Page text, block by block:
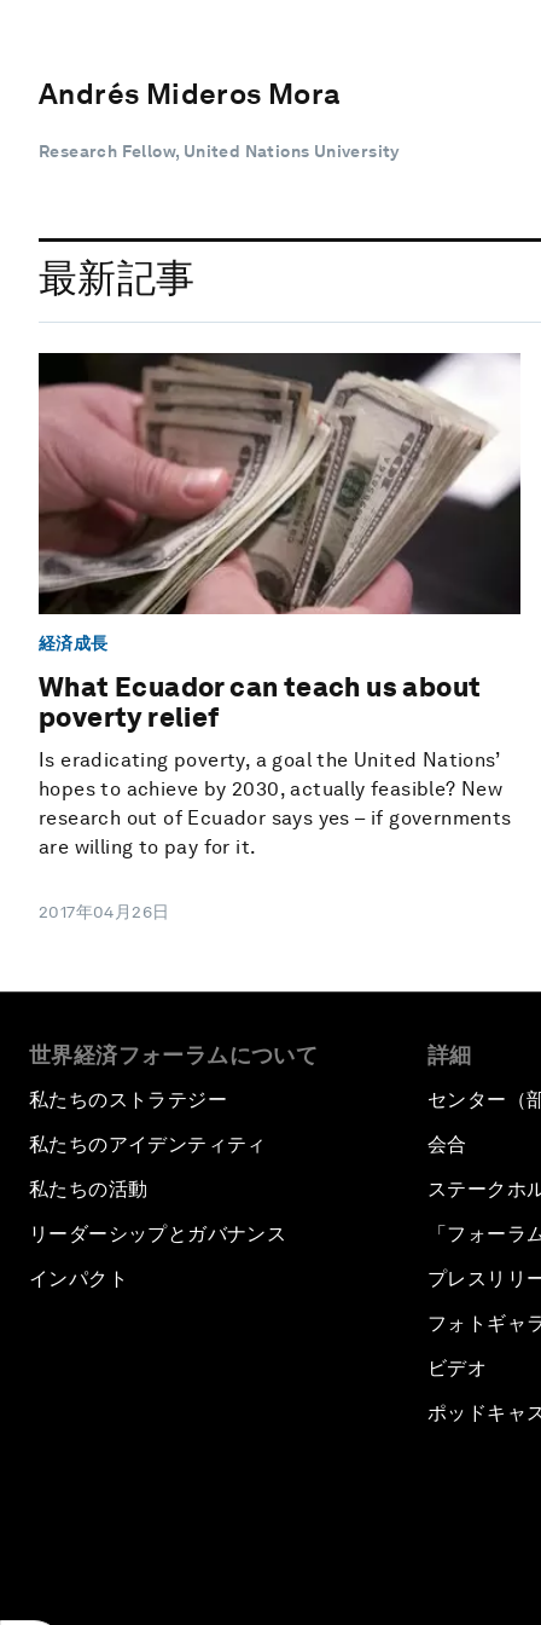
Andrés Mideros Mora
Research Fellow, United Nations University
最新記事
経済成長
What Ecuador can teach us about
poverty relief
Is eradicating poverty, a goal the United Nations’
hopes to achieve by 2030, actually feasible? New
research out of Ecuador says yes – if governments
are willing to pay for it.
2017年04月26日
世界経済フォーラムについて
私たちのストラテジー
私たちのアイデンティティ
私たちの活動
リーダーシップとガバナンス
インパクト
詳細
センター（
会合
ステークホ
「フォーラ
プレスリリ
フォトギャ
ビデオ
ポッドキャ